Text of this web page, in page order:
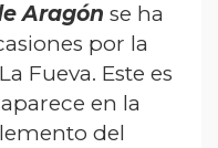
Aragón se ha
por la
Fueva. Este es
en la
del